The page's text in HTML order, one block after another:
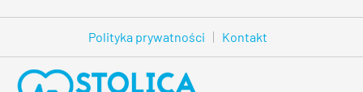
Polityka prywatności Kontakt